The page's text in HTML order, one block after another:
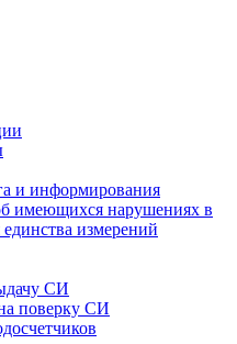
и информирования
имеющихся нарушениях в
измерений
СИ
поверку СИ